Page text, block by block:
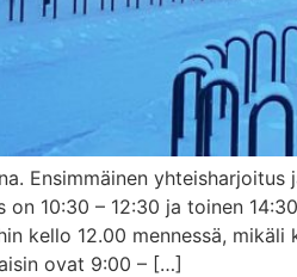
Ensimmäinen
10:30 – 12:30 ja toinen
kello 12.00 mennessä, mikäli
ovat 9:00 – […]